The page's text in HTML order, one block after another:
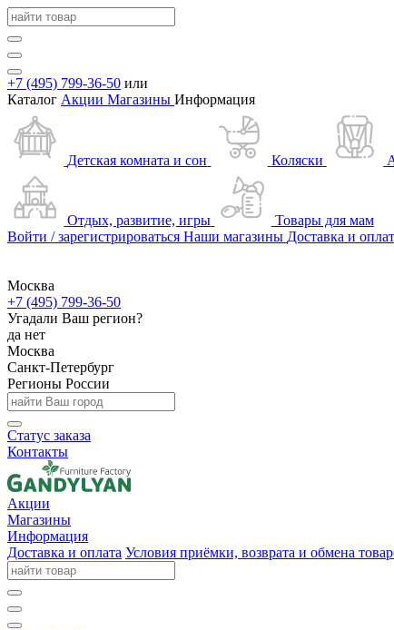
+7 (495) 799-36-50 или
Каталог Акции Магазины Информация
Детская комната и сон Коляски
Отдых, развитие, игры
Товары для мам
Войти / зарегистрироваться Наши магазины Доставка и
Москва
+7 (495) 799-36-50
Угадали Ваш регион?
да нет
Москва
Санкт-Петербург
Регионы России
Статус заказа
Контакты
Акции
Магазины
Информация
Доставка и оплата Условия приёмки, возврата и обмена